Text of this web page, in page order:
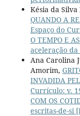
Késia da
QUANDO A
Espaço do
O TEMPO E
aceleração
Ana Carolina
Amorim,
INVADIDA
Currículo: v.
COM OS
escritas-de-si